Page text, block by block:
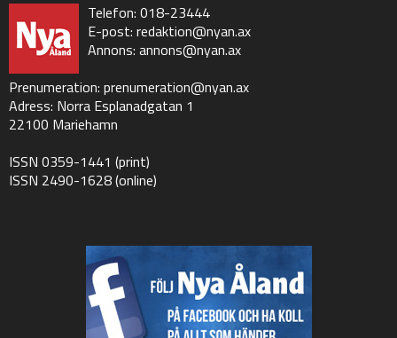
Telefon: 018-23444
E-post: redaktion@nyan.ax
Annons: annons@nyan.ax
Prenumeration: prenumeration@nyan.ax
Adress: Norra Esplanadgatan 1
22100 Mariehamn
ISSN 0359-1441 (print)
ISSN 2490-1628 (online)